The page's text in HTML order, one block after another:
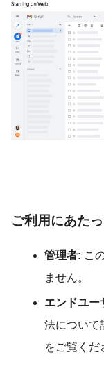
ご利用にあた
管理者: こ
ません。
エンドユー
法について
をご覧くだ